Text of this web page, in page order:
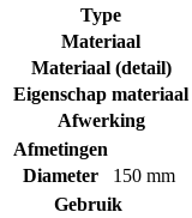
Type
Materiaal
Materiaal (detail)
Eigenschap materiaal
Afwerking
Afmetingen
Diameter
150 mm
Gebruik